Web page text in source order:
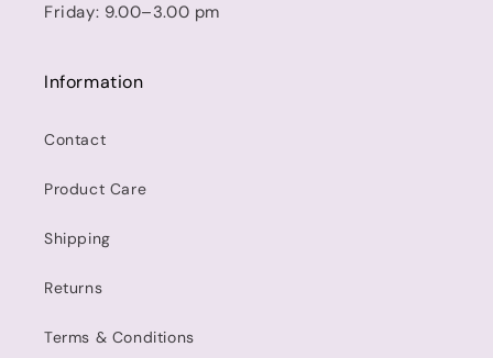
Friday: 9.00–3.00 pm
Information
Contact
Product Care
Shipping
Returns
Terms & Conditions